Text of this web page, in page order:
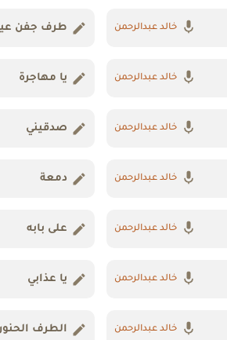
خالد عبدالرحمن طرف جفن
خالد عبدالرحمن يا مهاجرة
خالد عبدالرحمن صدقيني
خالد عبدالرحمن دمعة
خالد عبدالرحمن على بابه
خالد عبدالرحمن يا عذابي
خالد عبدالرحمن الطرف